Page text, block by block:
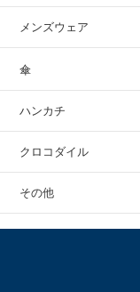
メンズウェア
傘
ハンカチ
クロコダイル
その他